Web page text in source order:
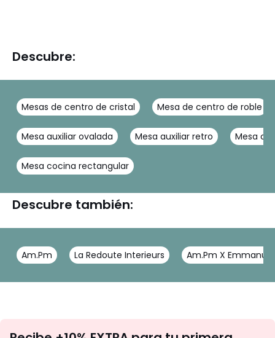
Descubre:
Mesas de centro de cristal Mesa de centro de roble
Mesa auxiliar ovalada Mesa auxiliar retro Mesa
Mesa cocina rectangular
Descubre también:
Am.Pm La Redoute Interieurs Am.Pm X